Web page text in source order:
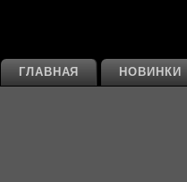
НОВИНКИ
ГЛАВНАЯ